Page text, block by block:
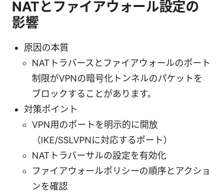
NATとファイアウォール設定の
影響
原因の本質
NATトラバースとファイアウォールのポート
制限がVPNの暗号化トンネルのパケットを
ブロックすることがあります。
対策ポイント
VPN用のポートを明示的に開放
（IKE/SSLVPNに対応するポート）
NATトラバーサルの設定を有効化
ファイアウォールポリシーの順序とアクショ
ンを確認